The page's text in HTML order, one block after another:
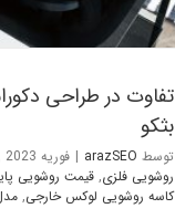
تفاوت در طراحی
بثکو
توسط arazSEO
| فوریه 15th, 2023
روشویی فلزی,قیمت روشویی
کاسه روشویی لوکس خارجی,